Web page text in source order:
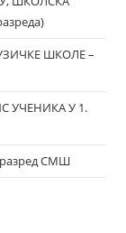
ШКОЛЕ –
УЧЕНИКА У 1.
СМШ